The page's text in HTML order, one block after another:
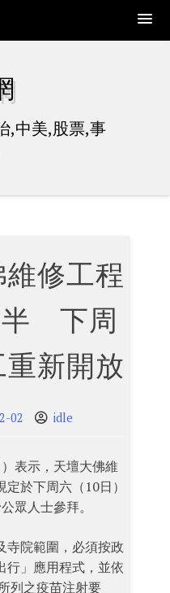
,中美,股票,事
修工程
半 下周
新開放
02 idle
表示，天壇大佛維
於下周六（10日）
眾人士參拜。
寺院範圍，必須按政
行」應用程式，並依
列之疫苗注射要